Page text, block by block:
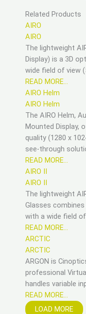
Related Products
AIRO
AIRO
The lightweight
Display) is a 3D
wide field of view
READ MORE…
AIRO Helm
AIRO Helm
The AIRO Helm,
Mounted Display,
quality (1280 x
see-through
READ MORE…
AIRO II
AIRO II
The lightweight
Glasses combines
with a wide field
READ MORE…
ARCTIC
ARCTIC
ARGON is
professional
handles variable
READ MORE…
LOAD MORE